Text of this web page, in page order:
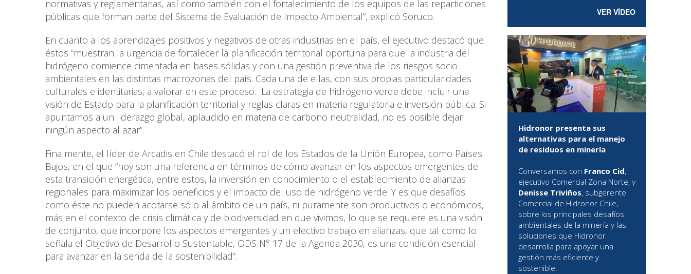
normativas y reglamentarias, así como también con el fortalecimiento de los equipos de las reparticiones
públicas que forman parte del Sistema de Evaluación de Impacto Ambiental”, explicó Soruco.
En cuanto a los aprendizajes positivos y negativos de otras industrias en el país, el ejecutivo destacó que
éstos “muestran la urgencia de fortalecer la planificación territorial oportuna para que la industria del
hidrógeno comience cimentada en bases sólidas y con una gestión preventiva de los riesgos socio
ambientales en las distintas macrozonas del país. Cada una de ellas, con sus propias particularidades
culturales e identitarias, a valorar en este proceso. La estrategia de hidrógeno verde debe incluir una
visión de Estado para la planificación territorial y reglas claras en materia regulatoria e inversión pública. Si
apuntamos a un liderazgo global, aplaudido en materia de carbono neutralidad, no es posible dejar
ningún aspecto al azar”.
Finalmente, el líder de Arcadis en Chile destacó el rol de los Estados de la Unión Europea, como Países
Bajos, en el que “hoy son una referencia en términos de cómo avanzar en los aspectos emergentes de
esta transición energética, entre estos, la inversión en conocimiento o el establecimiento de alianzas
regionales para maximizar los beneficios y el impacto del uso de hidrógeno verde. Y es que desafíos
como éste no pueden acotarse sólo al ámbito de un país, ni puramente son productivos o económicos,
más en el contexto de crisis climática y de biodiversidad en que vivimos, lo que se requiere es una visión
de conjunto, que incorpore los aspectos emergentes y un efectivo trabajo en alianzas, que tal como lo
señala el Objetivo de Desarrollo Sustentable, ODS N° 17 de la Agenda 2030, es una condición esencial
para avanzar en la senda de la sostenibilidad”.
VER VÍDEO
Hidronor presenta sus
alternativas para el manejo
de residuos en minería
Conversamos con Franco Cid,
ejecutivo Comercial Zona Norte, y
Denisse Triviños, subgerente
Comercial de Hidronor Chile,
sobre los principales desafíos
ambientales de la minería y las
soluciones que Hidronor
desarrolla para apoyar una
gestión más eficiente y
sostenible.